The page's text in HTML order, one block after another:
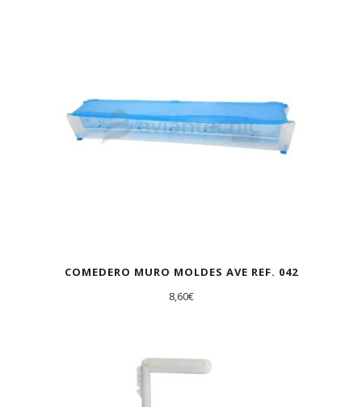
COMEDERO MURO MOLDES AVE REF. 042
8,60€